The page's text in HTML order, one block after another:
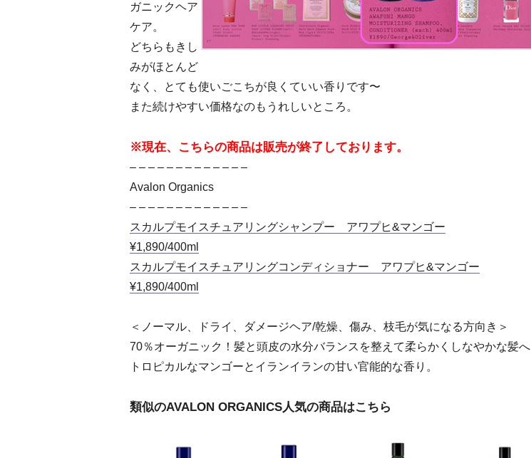
ガニックヘア
ケア。
どちらもきし
みがほとんど
なく、とても使いごこちが良くていい香りです〜
また続けやすい価格なのもうれしいところ。
※現在、こちらの商品は販売が終了しております。
– – – – – – – – – – – – –
Avalon Organics
– – – – – – – – – – – – –
スカルプモイスチュアリングシャンプー アワプヒ&マンゴー
¥1,890/400ml
スカルプモイスチュアリングコンディショナー アワプヒ&マンゴー
¥1,890/400ml
＜ノーマル、ドライ、ダメージヘア/乾燥、傷み、枝毛が気になる方向き＞
70％オーガニック！髪と頭皮の水分バランスを整えて柔らかくしなやかな髪へ
トロピカルなマンゴーとイランイランの甘い官能的な香り。
類似のAVALON ORGANICS人気の商品はこちら